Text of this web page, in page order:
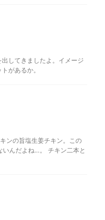
してきましたよ。イメージ
があるか。
ンの旨塩生姜チキン。この
んだよね…。 チキン二本と